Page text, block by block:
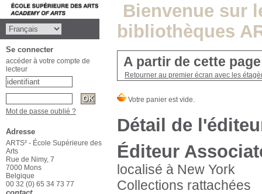
Bienvenue sur
bibliothèques
A partir de cette
Retourner au premier écran avec les
Détail de
Éditeur
localisé à New York
Collections rattachées
Se connecter
accéder à votre compte de
lecteur
Mot de passe oublié ?
Adresse
ARTS² - École Supérieure des
Arts
Rue de Nimy, 7
7000 Mons
Belgique
00 32 (0) 65 34 73 77